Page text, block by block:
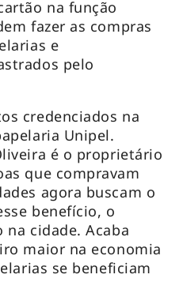
na função
fazer as compras
e
pelo
credenciados na
Unipel.
é o proprietário
que compravam
agora buscam o
benefício, o
cidade. Acaba
maior na economia
se beneficiam